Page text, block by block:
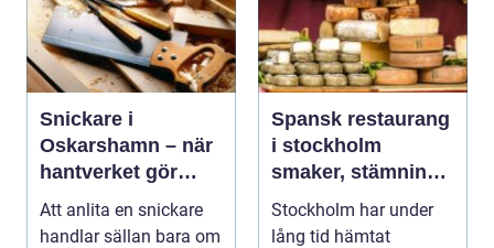
Snickare i
Oskarshamn – när
hantverket gör
skillnad i vardagen
Att anlita en snickare
handlar sällan bara om
Spansk restaurang
i stockholm
smaker, stämning
och smarta val
Stockholm har under
lång tid hämtat